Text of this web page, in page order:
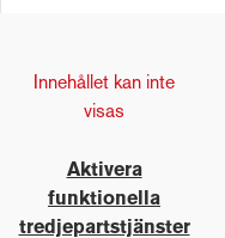
Innehållet kan inte
visas
Aktivera
funktionella
tredjepartstjänster